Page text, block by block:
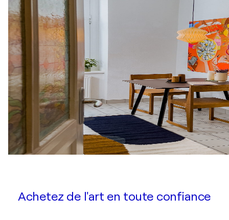
Achetez de l'art en toute confiance